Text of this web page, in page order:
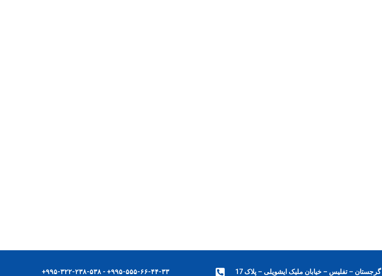
۹۹۵-۵۵۵-۶۶-۴۴-۳۳+ - ۹۹۵-۳۲۲-۲۳۸-۵۳۸+
گرجستان – تفلیس – خیابان ملیک ایشویلی – پلاک 17